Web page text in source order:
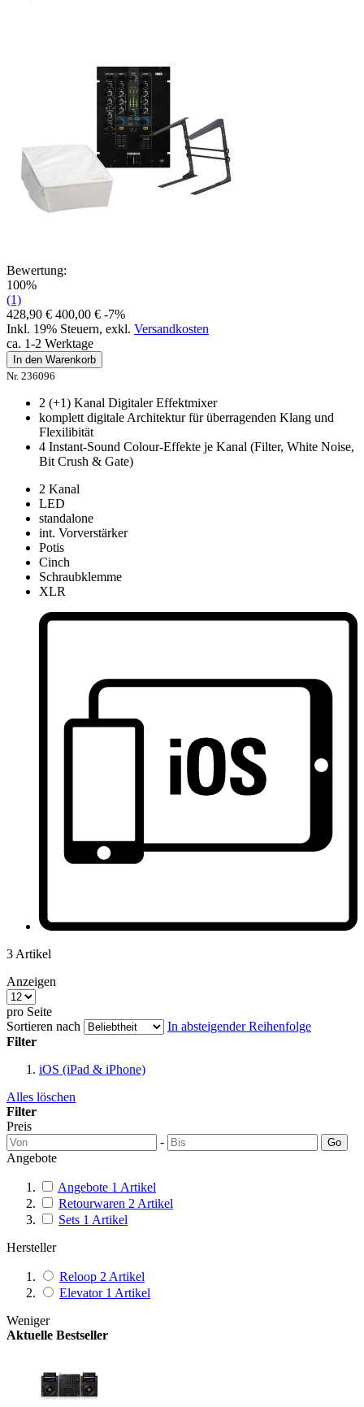
Bewertung:
100%
(1)
428,90 € 400,00 € -7%
Inkl. 19% Steuern, exkl. Versandkosten
ca. 1-2 Werktage
In den Warenkorb
Nr. 236096
2 (+1) Kanal Digitaler Effektmixer
komplett digitale Architektur für überragenden Klang und
Flexilibität
4 Instant-Sound Colour-Effekte je Kanal (Filter, White Noise,
Bit Crush & Gate)
2 Kanal
LED
standalone
int. Vorverstärker
Potis
Cinch
Schraubklemme
XLR
3Artikel
Anzeigen
pro Seite
Sortieren nach
In absteigender Reihenfolge
Filter
iOS (iPad & iPhone)
Alles löschen
Filter
Preis
-
Go
Angebote
Angebote 1 Artikel
Retourwaren 2Artikel
Sets 1 Artikel
Hersteller
Reloop 2Artikel
Elevator 1 Artikel
Weniger
Aktuelle Bestseller